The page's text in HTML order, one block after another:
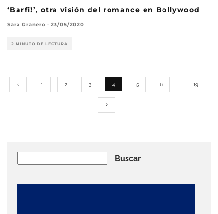
‘Barfi!’, otra visión del romance en Bollywood
Sara Granero · 23/05/2020
2 MINUTO DE LECTURA
1 2 3 4 5 6 19
Buscar